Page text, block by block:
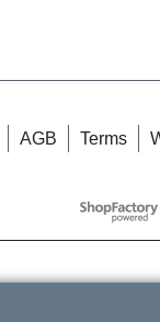
AGB Terms
WebShop erstellt mit
ShopFactory Shop